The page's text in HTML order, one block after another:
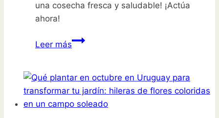
una cosecha fresca y saludable! ¡Actúa
ahora!
Leer másMejores
sembrar
en
julio